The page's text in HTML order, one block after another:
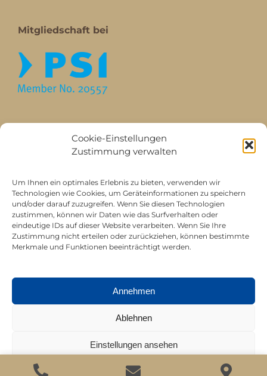
Cookie-Einstellungen
Zustimmung verwalten
Um Ihnen ein optimales Erlebnis zu bieten, verwenden wir
Technologien wie Cookies, um Geräteinformationen zu speichern
und/oder darauf zuzugreifen. Wenn Sie diesen Technologien
zustimmen, können wir Daten wie das Surfverhalten oder
eindeutige IDs auf dieser Website verarbeiten. Wenn Sie Ihre
Zustimmung nicht erteilen oder zurückziehen, können bestimmte
Merkmale und Funktionen beeinträchtigt werden.
Annehmen
Ablehnen
Einstellungen ansehen
DatenschutzImpressum
Mitgliedschaft bei
Datenschutz| Impressum